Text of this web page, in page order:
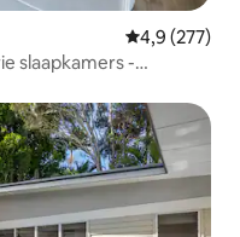
Gemiddelde
4,9 (277)
slaapkamers -